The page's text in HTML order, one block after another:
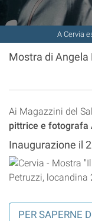
A Cervia
Mostra di
Ai Magazzini del
pittrice e fotografa
Inaugurazione il
PER SAPERNE